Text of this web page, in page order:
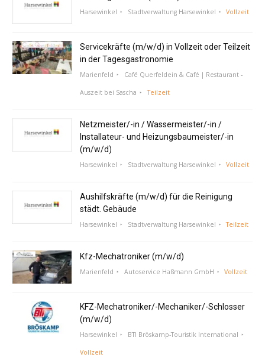
Harsewinkel Stadtverwaltung Harsewinkel Vollzeit
Servicekräfte (m/w/d) in Vollzeit oder Teilzeit
in der Tagesgastronomie
Marienfeld Café Querfeldein & Café | Restaurant -
Auszeit bei Sascha Teilzeit
Netzmeister/-in / Wassermeister/-in /
Installateur- und Heizungsbaumeister/-in
(m/w/d)
Harsewinkel Stadtverwaltung Harsewinkel Vollzeit
Aushilfskräfte (m/w/d) für die Reinigung
städt. Gebäude
Harsewinkel Stadtverwaltung Harsewinkel Teilzeit
Kfz-Mechatroniker (m/w/d)
Marienfeld Autoservice Haßmann GmbH Vollzeit
KFZ-Mechatroniker/-Mechaniker/-Schlosser
(m/w/d)
Harsewinkel BTI Bröskamp-Touristik International
Vollzeit